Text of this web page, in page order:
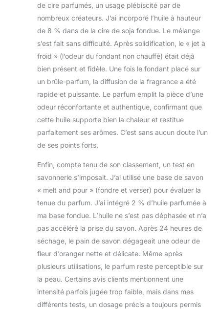
de cire parfumés, un usage plébiscité par de
nombreux créateurs. J’ai incorporé l’huile à hauteur
de 8 % dans de la cire de soja fondue. Le mélange
s’est fait sans difficulté. Après solidification, le « jet à
froid » (l’odeur du fondant non chauffé) était déjà
bien présent et fidèle. Une fois le fondant placé sur
un brûle-parfum, la diffusion de la fragrance a été
rapide et puissante. Le parfum emplit la pièce d’une
odeur réconfortante et authentique, confirmant que
cette huile supporte bien la chaleur et restitue
parfaitement ses arômes. C’est sans aucun doute l’un
de ses points forts.
Enfin, compte tenu de son classement, un test en
savonnerie s’imposait. J’ai utilisé une base de savon
« melt and pour » (fondre et verser) pour évaluer la
tenue du parfum. J’ai intégré 2 % d’huile parfumée à
ma base fondue. L’huile ne s’est pas déphasée et n’a
pas accéléré la prise du savon. Après 24 heures de
séchage, le pain de savon dégageait une odeur de
fleur d’oranger nette et délicate. Même après
plusieurs utilisations, le parfum reste perceptible sur
la peau. Certains avis clients mentionnent une
intensité parfois jugée trop faible, mais dans mes
différents tests, un dosage précis a toujours permis